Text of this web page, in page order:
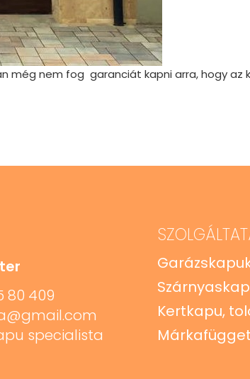
még nem fog garanciát kapni arra, hogy az
80 409
specialista
Kertkapu,